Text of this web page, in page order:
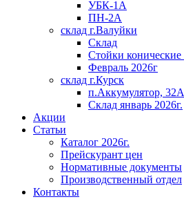
УБК-1А
ПН-2А
склад г.Валуйки
Склад
Стойки
Февраль 2026г
склад г.Курск
п.Аккумулятор, 32А
Склад январь 2026г.
Акции
Статьи
Каталог 2026г.
Прейскурант цен
Нормативные документы
Производственный отдел
Контакты